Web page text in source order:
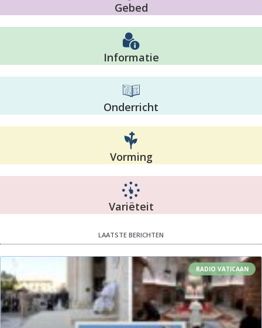
Gebed
Informatie
Onderricht
Vorming
Variëteit
LAATSTE BERICHTEN
RADIO VATICAAN